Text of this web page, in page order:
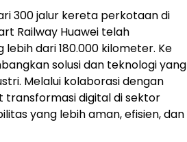
300 jalur kereta perkotaan di
Railway Huawei telah
dari 180.000 kilometer. Ke
solusi dan teknologi yang
Melalui kolaborasi dengan
digital di sektor
yang lebih aman, efisien, dan